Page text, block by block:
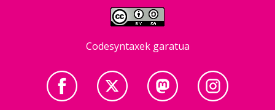
Codesyntaxek garatua